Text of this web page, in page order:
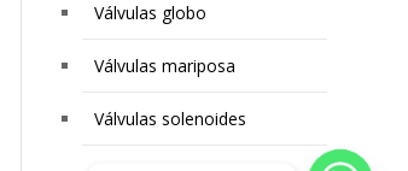
Válvulas globo
Válvulas mariposa
Válvulas solenoides